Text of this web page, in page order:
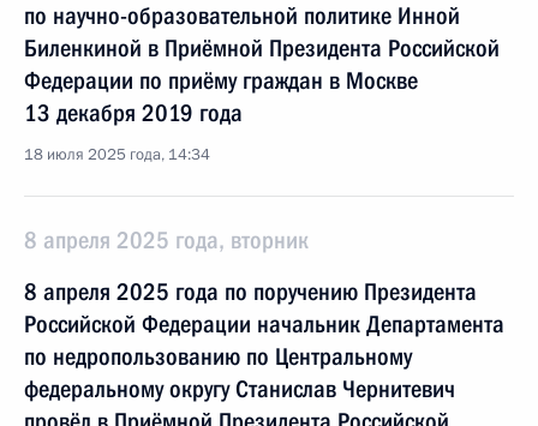
по научно-образовательной политике Инной
Биленкиной в Приёмной Президента Российской
Федерации по приёму граждан в Москве
13 декабря 2019 года
18 июля 2025 года, 14:34
8 апреля 2025 года, вторник
8 апреля 2025 года по поручению Президента
Российской Федерации начальник Департамента
по недропользованию по Центральному
федеральному округу Станислав Чернитевич